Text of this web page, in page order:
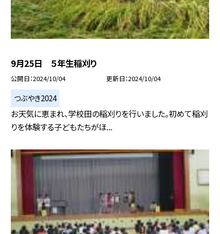
9月25日 ５年生稲刈り
公開日 2024/10/04 更新日 2024/10/04
つぶやき2024
お天気に恵まれ、学校田の稲刈りを行いました。初めて稲刈
りを体験する子どもたちがほ...